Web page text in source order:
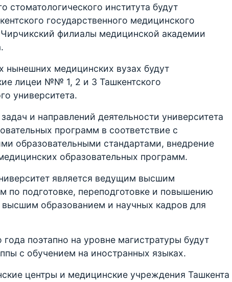
стоматологического института будут
государственного медицинского
филиалы медицинской академии
нынешних медицинских вузах будут
лицеи №№ 1, 2 и 3 Ташкентского
университета.
и направлений деятельности университета
программ в соответствие с
образовательными стандартами, внедрение
образовательных программ.
является ведущим высшим
по подготовке, переподготовке и повышению
образованием и научных кадров для
поэтапно на уровне магистратуры будут
с обучением на иностранных языках.
центры и медицинские учреждения Ташкента